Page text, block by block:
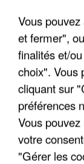
UNE
COULÉE DE
Vous
et fermer",
finalités et/
choix". Vous
cliquant sur
préférences
Vous
votre
"Gérer les